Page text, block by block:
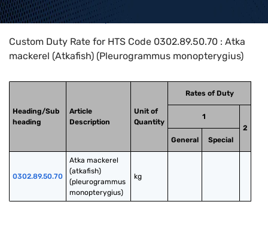
Home>HTS Codes> Chapter
Custom Duty Rate for HTS Code 0302.89.50.70 : Atka
mackerel (Atkafish) (Pleurogrammus monopterygius)
Heading/Sub
heading
Article
Description
Unit of
Quantity
Rates of Duty
1
2
General
Special
0302.89.50.70
Atka mackerel
(atkafish)
(pleurogrammus
monopterygius)
kg